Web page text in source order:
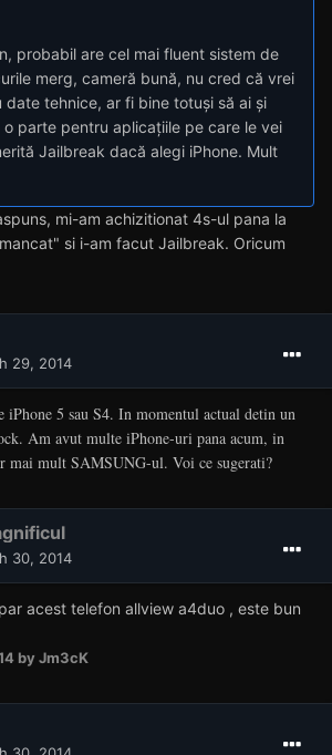
probabil are cel mai fluent sistem de
merg, cameră bună, nu cred că vrei
date tehnice, ar fi bine totuși să ai și
o parte pentru aplicațiile pe care le vei
Jailbreak dacă alegi iPhone. Mult
mi-am achizitionat 4s-ul pana la
si i-am facut Jailbreak. Oricum
29, 2014
iPhone 5 sau S4. In momentul actual detin un
Am avut multe iPhone-uri pana acum, in
mai mult SAMSUNG-ul. Voi ce sugerati?
30, 2014
acest telefon allview a4duo , este bun
by Jm3cK